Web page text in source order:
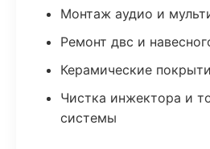
Монтаж аудио и
Ремонт двс и
Керамические
Чистка инжектора и
системы